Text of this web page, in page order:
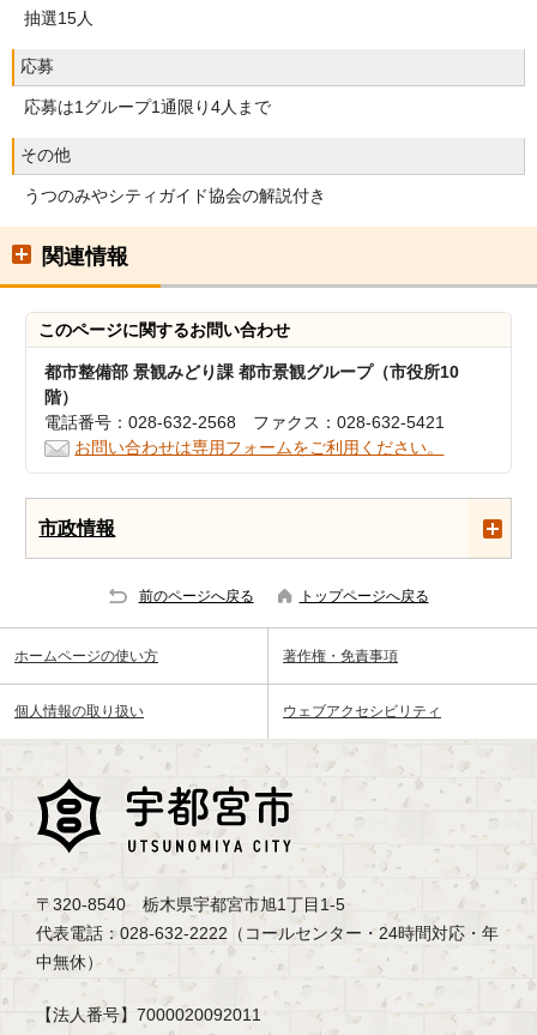
抽選15人
応募
応募は1グループ1通限り4人まで
その他
うつのみやシティガイド協会の解説付き
関連情報
このページに関するお問い合わせ
都市整備部 景観みどり課 都市景観グループ（市役所10
階）
電話番号：028-632-2568 ファクス：028-632-5421
お問い合わせは専用フォームをご利用ください。
市政情報
前のページへ戻る トップページへ戻る
ホームページの使い方 著作権・免責事項
個人情報の取り扱い ウェブアクセシビリティ
〒320-8540 栃木県宇都宮市旭1丁目1-5
代表電話：028-632-2222（コールセンター・24時間対応・年
中無休）
【法人番号】7000020092011